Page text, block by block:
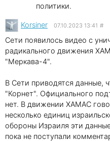
политики.
Korsiner 07.10.2023 13:41 #
Сети появилось видео с
радикального движения
"Меркава-4".
В Сети приводятся данные,
"Корнет". Официального
нет. В движении ХАМАС
несколько единиц
обороны Израиля эти
пока не поступали